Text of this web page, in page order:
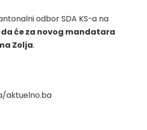
odbor SDA KS-a na
će za novog mandatara
Zolja.
aktuelno.ba